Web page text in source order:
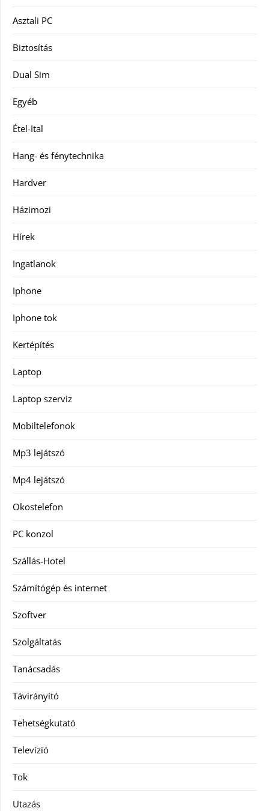
Asztali PC
Biztosítás
Dual Sim
Egyéb
Étel-Ital
Hang- és fénytechnika
Hardver
Házimozi
Hírek
Ingatlanok
Iphone
Iphone tok
Kertépítés
Laptop
Laptop szerviz
Mobiltelefonok
Mp3 lejátszó
Mp4 lejátszó
Okostelefon
PC konzol
Szállás-Hotel
Számítógép és internet
Szoftver
Szolgáltatás
Tanácsadás
Távirányító
Tehetségkutató
Televízió
Tok
Utazás